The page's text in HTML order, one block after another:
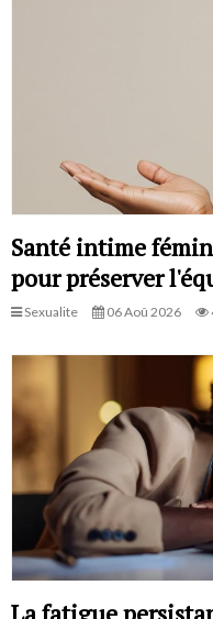
Santé intime
pour préserver
Sexualite 06 Aoû 2026
La fatigue